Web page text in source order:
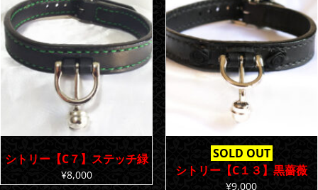
シトリー【C７】ステッチ緑
¥8,000
SOLD OUT
シトリー【C１３】黒薔薇
¥9,000